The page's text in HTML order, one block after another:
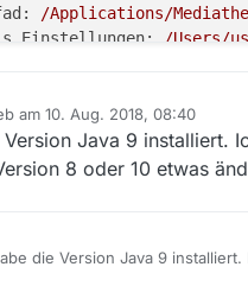
/Applications/
Einstellungen:
/Users/
965
MB
965 MB
297 MB
am 10. Aug. 2018, 08:40
editiert von
Java 9 installiert.
8 oder 10 etwas
die Version Java 9 installiert.